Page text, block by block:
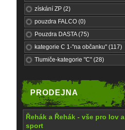
získání ZP (2)
pouzdra FALCO (0)
Pouzdra DASTA (75)
kategorie C 1-"na občanku" (117)
Tlumiče-kategorie "C" (28)
PRODEJNA
Řehák a Řehák - vše pro lov a
sport